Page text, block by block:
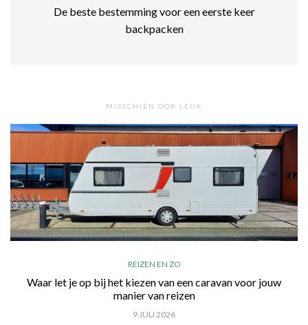
De beste bestemming voor een eerste keer
backpacken
MISSCHIEN OOK LEUK
REIZEN EN ZO
Waar let je op bij het kiezen van een caravan voor jouw
manier van reizen
9 JULI 2026